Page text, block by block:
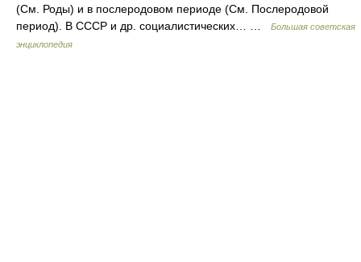
(См. Роды) и в послеродовом периоде (См. Послеродовой
период). В СССР и др. социалистических… …
Большая советская
энциклопедия